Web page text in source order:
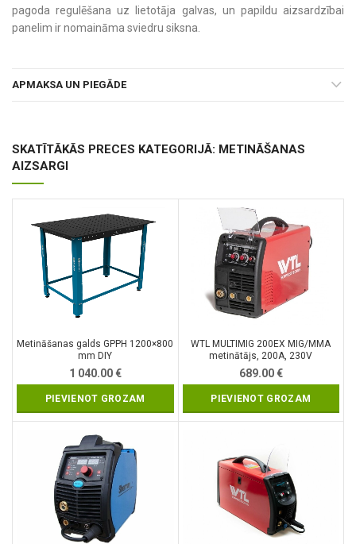
pagoda regulēšana uz lietotāja galvas, un papildu aizsardzībai
panelim ir nomaināma sviedru siksna.
APMAKSA UN PIEGĀDE
SKATĪTĀKĀS PRECES KATEGORIJĀ: METINĀŠANAS
AIZSARGI
Metināšanas galds GPPH 1200×800
mm DIY
1 040.00€
PIEVIENOT GROZAM
WTL MULTIMIG 200EX MIG/MMA
metinātājs, 200A, 230V
689.00€
PIEVIENOT GROZAM